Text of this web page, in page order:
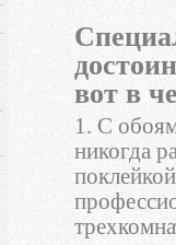
вот в
1. С
никогда